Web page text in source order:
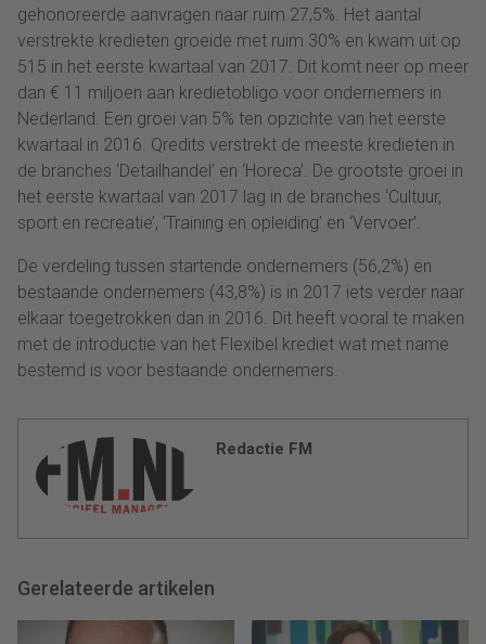
gehonoreerde aanvragen naar ruim 27,5%. Het aantal
verstrekte kredieten groeide met ruim 30% en kwam uit op
515 in het eerste kwartaal van 2017. Dit komt neer op meer
dan € 11 miljoen aan kredietobligo voor ondernemers in
Nederland. Een groei van 5% ten opzichte van het eerste
kwartaal in 2016. Qredits verstrekt de meeste kredieten in
de branches ‘Detailhandel’ en ‘Horeca’. De grootste groei in
het eerste kwartaal van 2017 lag in de branches ‘Cultuur,
sport en recreatie’, ‘Training en opleiding’ en ‘Vervoer’.
De verdeling tussen startende ondernemers (56,2%) en
bestaande ondernemers (43,8%) is in 2017 iets verder naar
elkaar toegetrokken dan in 2016. Dit heeft vooral te maken
met de introductie van het Flexibel krediet wat met name
bestemd is voor bestaande ondernemers.
Redactie FM
Gerelateerde artikelen